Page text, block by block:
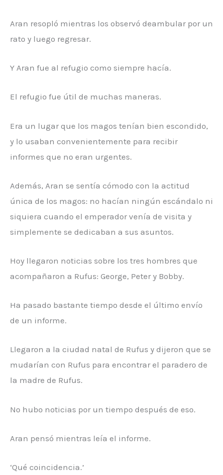
Aran resopló mientras los observó deambular por un
rato y luego regresar.
Y Aran fue al refugio como siempre hacía.
El refugio fue útil de muchas maneras.
Era un lugar que los magos tenían bien escondido,
y lo usaban convenientemente para recibir
informes que no eran urgentes.
Además, Aran se sentía cómodo con la actitud
única de los magos: no hacían ningún escándalo ni
siquiera cuando el emperador venía de visita y
simplemente se dedicaban a sus asuntos.
Hoy llegaron noticias sobre los tres hombres que
acompañaron a Rufus: George, Peter y Bobby.
Ha pasado bastante tiempo desde el último envío
de un informe.
Llegaron a la ciudad natal de Rufus y dijeron que se
mudarían con Rufus para encontrar el paradero de
la madre de Rufus.
No hubo noticias por un tiempo después de eso.
Aran pensó mientras leía el informe.
‘Qué coincidencia.’